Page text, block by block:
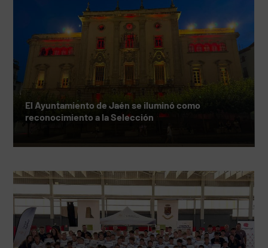
El Ayuntamiento de Jaén se iluminó como
reconocimiento a la Selección